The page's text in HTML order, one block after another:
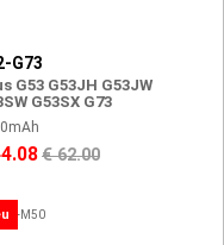
G73
G53 G53JH G53JW
G53SX G73
€ 62.00